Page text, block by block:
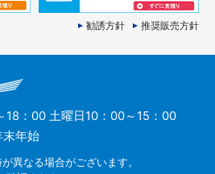
勧誘方針 推奨販売方針
18：00 土曜日10：00～15：00
末年始
異なる場合がございます。